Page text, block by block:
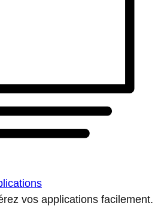
vos applications facilement.